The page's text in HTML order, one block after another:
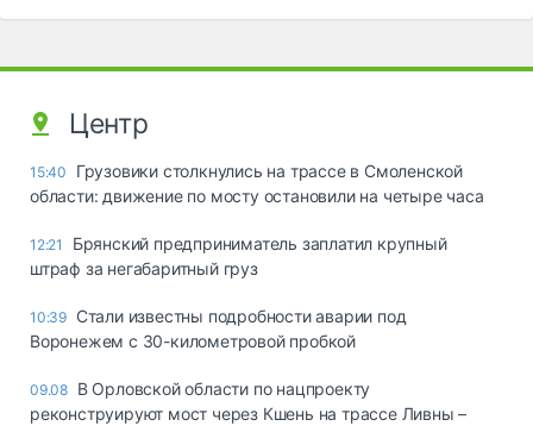
Центр
15:40
Грузовики столкнулись на трассе в Смоленской
области: движение по мосту остановили на четыре часа
12:21
Брянский предприниматель заплатил крупный
штраф за негабаритный груз
10:39 Стали известны подробности аварии под
Воронежем с 30-километровой пробкой
09.08 В Орловской области по нацпроекту
реконструируют мост через Кшень на трассе Ливны –